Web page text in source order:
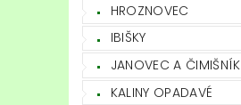
HROZNOVEC
IBIŠKY
JANOVEC A ČIMIŠNÍK
KALINY OPADAVÉ